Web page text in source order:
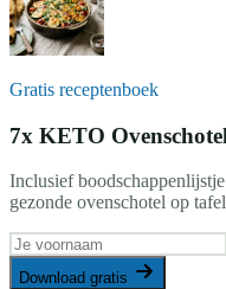
Gratis receptenboek
7x KETO
Inclusief
gezonde ovenschotel op
Download gratis